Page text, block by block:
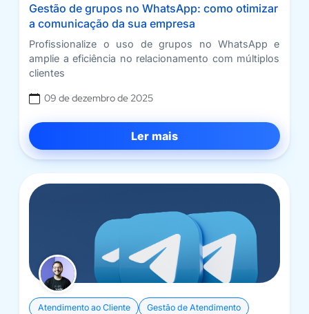
Gestão de grupos no WhatsApp: como otimizar
a comunicação da sua empresa
Profissionalize o uso de grupos no WhatsApp e
amplie a eficiência no relacionamento com múltiplos
clientes
09 de dezembro de 2025
Ler mais
Atendimento ao Cliente Gestão de Atendimento